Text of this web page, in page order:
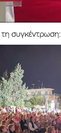
συγκέντρωση: